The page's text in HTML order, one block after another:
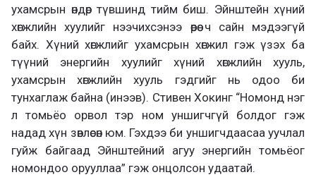
ухамсрын өндөр түвшинд тийм биш. Эйнштейн хүний
хөгжлийн хуулийг нээчихсэнээ өөрөө ч сайн мэдээгүй
байх. Хүний хөгжлийг ухамсрын хөгжил гэж үзэх ба
түүний энергийн хуулийг хүний хөгжлийн хууль,
ухамсрын хөгжлийн хууль гэдгийг нь одоо би
тунхаглаж байна (инээв). Стивен Хокинг “Номонд нэг
л томьёо орвол тэр ном уншигчгүй болдог гэж
надад хүн зөвлөсөн юм. Гэхдээ би уншигчдаасаа уучлал
гуйж байгаад Эйнштейний агуу энергийн томьёог
номондоо орууллаа” гэж онцолсон удаатай.